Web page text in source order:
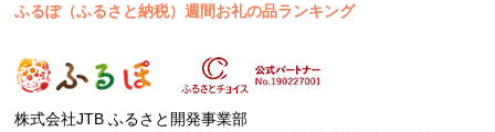
ふるぽ（ふるさと納税）週間お礼の品ランキング
株式会社JTB ふるさと開発事業部